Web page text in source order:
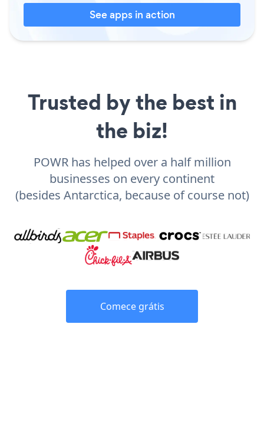
See apps in action
Trusted by the best in
the biz!
POWR has helped over a half million
businesses on every continent
(besides Antarctica, because of course not)
Comece grátis